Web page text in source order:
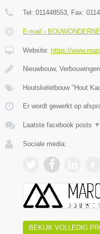
Tel: 011448553, Fax:
E-mail ›
Website: https://
Nieuwbouw,
Houtskeletbouw "Hout
Er wordt gewerkt op
Laatste facebook posts ▼
Sociale media:
BEKIJK VOLLEDIG